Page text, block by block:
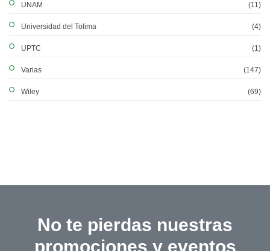
UNAM (11)
Universidad del Tolima (4)
UPTC (1)
Varias (147)
Wiley (69)
No te pierdas nuestras
promociones y eventos